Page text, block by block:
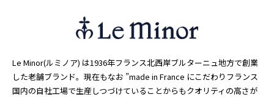
Le Minor(ルミノア) は1936年フランス北西岸ブルターニュ地方で創業
した老舗ブランド。現在もなお ”made in France にこだわりフランス
国内の自社工場で生産しつづけていることからもクオリティの高さが